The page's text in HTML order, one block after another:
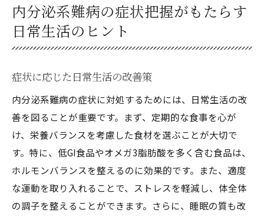
内分泌系難病の症状把握がもたらす
日常生活のヒント
症状に応じた日常生活の改善策
内分泌系難病の症状に対処するためには、日常生活の改
善を図ることが重要です。まず、定期的な食事を心が
け、栄養バランスを考慮した食材を選ぶことが大切で
す。特に、低GI食品やオメガ3脂肪酸を多く含む食品は、
ホルモンバランスを整えるのに効果的です。また、適度
な運動を取り入れることで、ストレスを軽減し、体全体
の調子を整えることができます。さらに、睡眠の質も改